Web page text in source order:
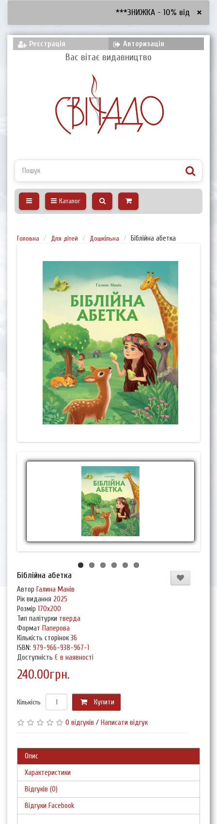
***ЗНИЖКА - 10% від 2600
×
Реєстрація Авторизація
Вас вітає видавництво
Каталог
Головна Для дітей Дошкільна Біблійна абетка
Біблійна абетка
Автор Галина Манів
Рік видання 2025
Розмір 170х200
Тип палітурки тверда
Формат Паперова
Кількість сторінок 36
ISBN: 979-966-938-967-1
Доступність Є в наявності
240.00грн.
Кількість Купити
0 відгуків / Написати відгук
Опис
Характеристики
Відгуків (0)
Відгуки Facebook